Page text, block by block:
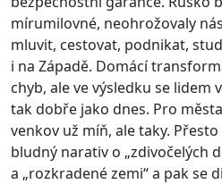
mírumilovné, neohrožovaly
mluvit, cestovat, podnikat,
i na Západě. Domácí
chyb, ale ve výsledku se lidem
tak dobře jako dnes. Pro
venkov už míň, ale taky.
bludný narativ o „zdivočelých
a „rozkradené zemi“ a pak se